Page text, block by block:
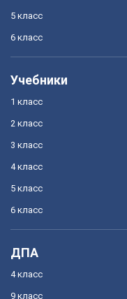
5 класс
6 класс
Учебники
1 класс
2 класс
3 класс
4 класс
5 класс
6 класс
ДПА
4 класс
9 класс